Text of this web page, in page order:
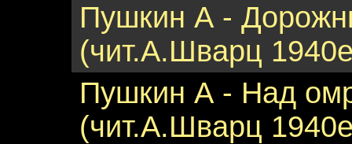
Пушкин А -
(чит.А.Шварц
Пушкин А - Над
(чит.А.Шварц